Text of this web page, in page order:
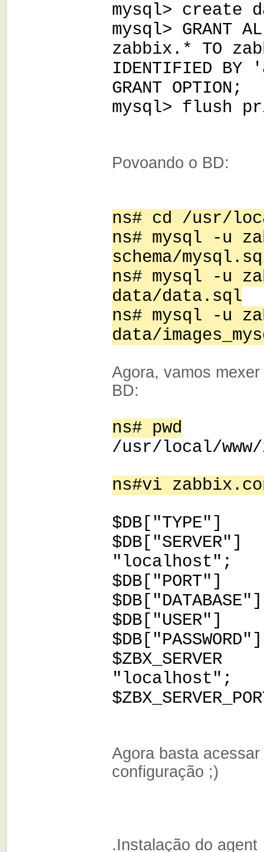
mysql> create
mysql> GRANT
zabbix.* TO
IDENTIFIED BY
GRANT OPTION;
mysql> flush
Povoando o BD:
ns# cd /usr/
ns# mysql -u
schema/
ns# mysql -u
data/data.sql
ns# mysql -u
data/
Agora, vamos
BD:
ns# pwd
/usr/local/
ns#vi
"localhost";
"localhost";
Agora basta
configuração ;)
.Instalação do agent